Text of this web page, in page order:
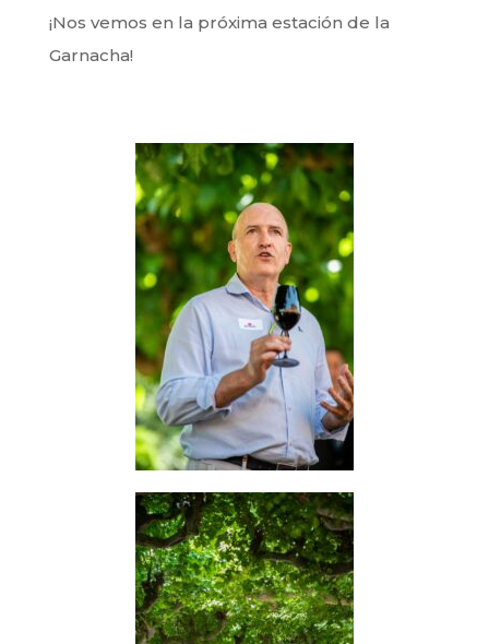
¡Nos vemos en la próxima estación de la
Garnacha!